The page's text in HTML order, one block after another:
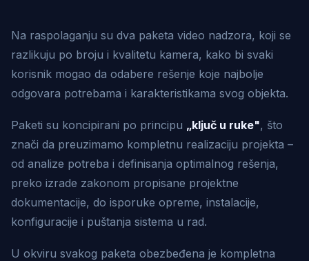
Na raspolaganju su dva paketa video nadzora, koji se
razlikuju po broju i kvalitetu kamera, kako bi svaki
korisnik mogao da odabere rešenje koje najbolje
odgovara potrebama i karakteristikama svog objekta.
Paketi su koncipirani po principu „ključ u ruke", što
znači da preuzimamo kompletnu realizaciju projekta –
od analize potreba i definisanja optimalnog rešenja,
preko izrade zakonom propisane projektne
dokumentacije, do isporuke opreme, instalacije,
konfiguracije i puštanja sistema u rad.
U okviru svakog paketa obezbeđena je kompletna